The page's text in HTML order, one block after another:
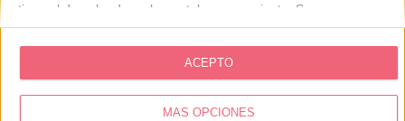
tiene el derecho de rechazar tal procesamiento. Sus
preferencias se aplicarán solo a este sitio web. Puede cambiar
sus preferencias o retirar su consentimiento en cualquier
momento volviendo a este sitio y haciendo clic en el botón
"Privacidad" en la parte inferior de la página web.
MÁS OPCIONES
ACEPTO